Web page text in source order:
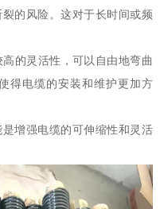
的风险。这对于长时间或频
的灵活性，可以自由地弯曲
得电缆的安装和维护更加方
增强电缆的可伸缩性和灵活